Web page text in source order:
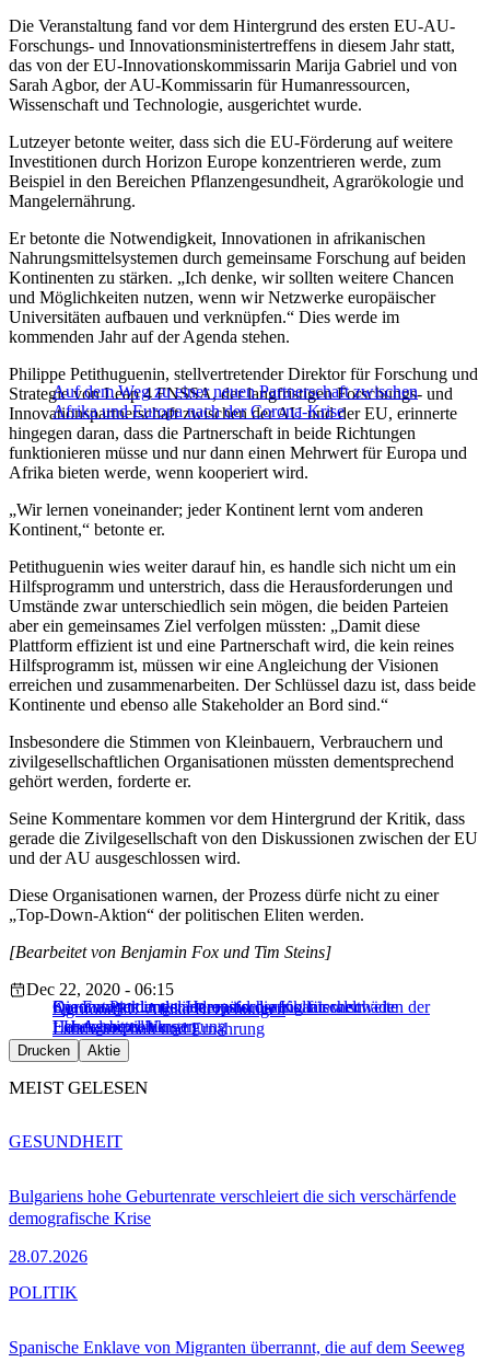
Die Veranstaltung fand vor dem Hintergrund des ersten EU-AU-
Forschungs- und Innovationsministertreffens in diesem Jahr statt,
das von der EU-Innovationskommissarin Marija Gabriel und von
Sarah Agbor, der AU-Kommissarin für Humanressourcen,
Wissenschaft und Technologie, ausgerichtet wurde.
Lutzeyer betonte weiter, dass sich die EU-Förderung auf weitere
Investitionen durch Horizon Europe konzentrieren werde, zum
Beispiel in den Bereichen Pflanzengesundheit, Agrarökologie und
Mangelernährung.
Er betonte die Notwendigkeit, Innovationen in afrikanischen
Nahrungsmittelsystemen durch gemeinsame Forschung auf beiden
Kontinenten zu stärken. „Ich denke, wir sollten weitere Chancen
und Möglichkeiten nutzen, wenn wir Netzwerke europäischer
Universitäten aufbauen und verknüpfen.“ Dies werde im
kommenden Jahr auf der Agenda stehen.
Auf dem Weg zu einer neuen Partnerschaft zwischen
Afrika und Europa nach der Corona-Krise
Philippe Petithuguenin, stellvertretender Direktor für Forschung und
Strategie von Leap 4 FNSSA, der langfristigen Forschungs- und
Innovationspartnerschaft zwischen der AU und der EU, erinnerte
hingegen daran, dass die Partnerschaft in beide Richtungen
funktionieren müsse und nur dann einen Mehrwert für Europa und
Afrika bieten werde, wenn kooperiert wird.
„Wir lernen voneinander; jeder Kontinent lernt vom anderen
Kontinent,“ betonte er.
Petithuguenin wies weiter darauf hin, es handle sich nicht um ein
Hilfsprogramm und unterstrich, dass die Herausforderungen und
Umstände zwar unterschiedlich sein mögen, die beiden Parteien
aber ein gemeinsames Ziel verfolgen müssten: „Damit diese
Plattform effizient ist und eine Partnerschaft wird, die kein reines
Hilfsprogramm ist, müssen wir eine Angleichung der Visionen
erreichen und zusammenarbeiten. Der Schlüssel dazu ist, dass beide
Kontinente und ebenso alle Stakeholder an Bord sind.“
Insbesondere die Stimmen von Kleinbauern, Verbrauchern und
zivilgesellschaftlichen Organisationen müssten dementsprechend
gehört werden, forderte er.
Seine Kommentare kommen vor dem Hintergrund der Kritik, dass
gerade die Zivilgesellschaft von den Diskussionen zwischen der EU
und der AU ausgeschlossen wird.
Diese Organisationen warnen, der Prozess dürfe nicht zu einer
„Top-Down-Aktion“ der politischen Eliten werden.
[Bearbeitet von Benjamin Fox und Tim Steins]
Spannungen in den europäisch-afrikanischen
Handelsbeziehungen
Die Entwicklungsländer und die Kollateralschäden der
EU-Agrarpolitik
Corona-Pandemie: Herausforderung für weltweite
Lebensmittel-Versorgung
Dec 22, 2020 - 06:15
AgrifoodEU-Afrika Beziehungen
Landwirtschaft und Ernährung
Drucken Aktie
MEIST GELESEN
Bulgariens hohe Geburtenrate verschleiert die sich verschärfende
demografische Krise
28.07.2026
GESUNDHEIT
Spanische Enklave von Migranten überrannt, die auf dem Seeweg
POLITIK